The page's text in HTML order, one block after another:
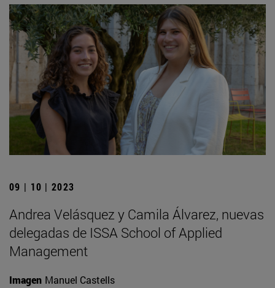
09 | 10 | 2023
Andrea Velásquez y Camila Álvarez, nuevas
delegadas de ISSA School of Applied
Management
Imagen Manuel Castells